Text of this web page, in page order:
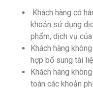
Khách hàng có
khoản sử dụng
phẩm, dịch vụ
Khách hàng
hợp bổ sung tài
Khách hàng
toán các khoản